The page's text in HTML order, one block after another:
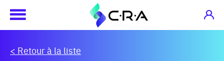
< Retour à la liste